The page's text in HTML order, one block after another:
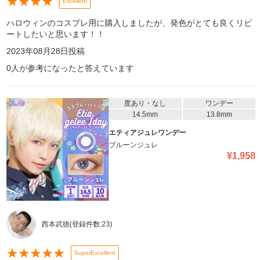
ハロウィンのコスプレ用に購入しましたが、発色がとても良くリピ
ートしたいと思います！！
2023年08月28日投稿
0人が参考になったと答えています
度あり・なし
ワンデー
14.5mm
13.8mm
エティアジュレワンデー
プルーンジュレ
¥1,958
西本武徳(登録件数:23)
★★★★★ SuperExcellent